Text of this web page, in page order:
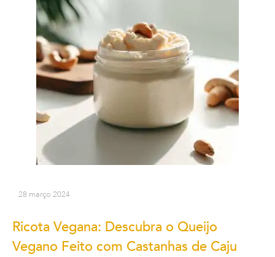
28 março 2024
Ricota Vegana: Descubra o Queijo
Vegano Feito com Castanhas de Caju